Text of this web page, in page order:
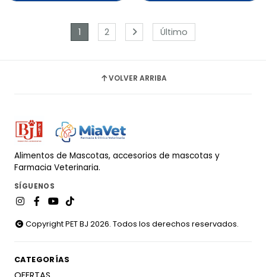
1
2 Último
VOLVER ARRIBA
Alimentos de Mascotas, accesorios de mascotas y
Farmacia Veterinaria.
SÍGUENOS
Copyright PET BJ 2026. Todos los derechos reservados.
CATEGORÍAS